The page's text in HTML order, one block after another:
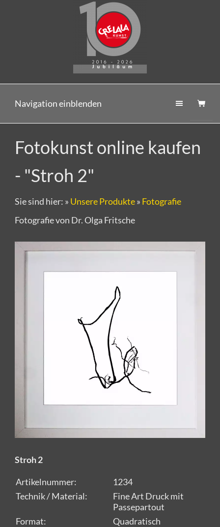
Navigation einblenden
Fotokunst online kaufen
- "Stroh 2"
Sie sind hier: » Unsere Produkte» Fotografie
Fotografie von Dr. Olga Fritsche
Stroh 2
Artikelnummer:
1234
Technik / Material:
Fine Art Druck mit
Passepartout
Format:
Quadratisch